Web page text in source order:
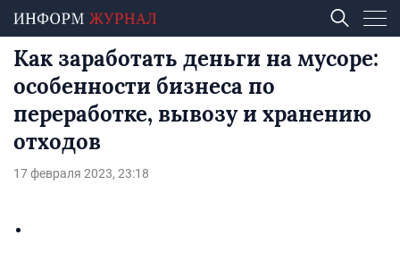
Как заработать деньги на мусоре:
особенности бизнеса по
переработке, вывозу и хранению
отходов
17 февраля 2023, 23:18